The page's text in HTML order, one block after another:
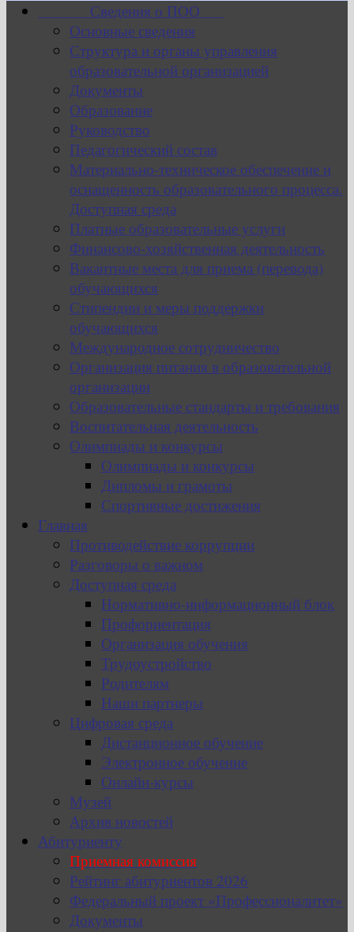
Сведения о ПОО
Основные сведения
Структура и органы управления
образовательной организацией
Документы
Образование
Руководство
Педагогический состав
Материально-техническое обеспечение и
оснащенность образовательного процесса.
Доступная среда
Платные образовательные услуги
Финансово-хозяйственная деятельность
Вакантные места для приема (перевода)
обучающихся
Стипендии и меры поддержки
обучающихся
Международное сотрудничество
Организация питания в образовательной
организации
Образовательные стандарты и требования
Воспитательная деятельность
Олимпиады и конкурсы
Олимпиады и конкурсы
Дипломы и грамоты
Спортивные достижения
Главная
Противодействие коррупции
Разговоры о важном
Доступная среда
Нормативно-информационный блок
Профориентация
Организация обучения
Трудоустройство
Родителям
Наши партнеры
Цифровая среда
Дистанционное обучение
Электронное обучение
Онлайн-курсы
Музей
Архив новостей
Абитуриенту
Приемная комиссия
Рейтинг абитуриентов 2026
Федеральный проект «Профессионалитет»
Документы